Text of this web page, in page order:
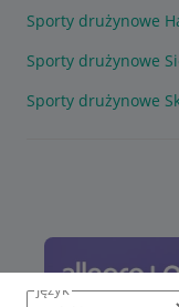
język
Sporty drużynowe
Sporty drużynowe
Sporty drużynowe